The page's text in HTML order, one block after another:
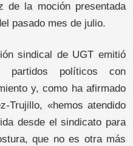
de la moción presentada
pasado mes de julio.
sindical de UGT emitió
políticos con
y, como ha afirmado
Trujillo, «hemos atendido
desde el sindicato para
que no es otra más